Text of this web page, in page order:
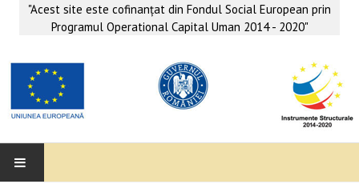
"Acest site este cofinanţat din Fondul Social European prin
Programul Operational Capital Uman 2014 - 2020"